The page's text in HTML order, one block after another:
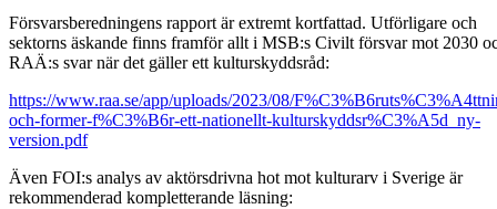
Försvarsberedningens rapport är extremt kortfattad. Utförligare och
sektorns äskande finns framför allt i MSB:s Civilt försvar mot 2030
RAÄ:s svar när det gäller ett kulturskyddsråd:
https://www.raa.se/app/uploads/2023/08/
och-former-f%C3%B6r-ett-nationellt-kulturskyddsr%C3%A5d_ny-
version.pdf
Även FOI:s analys av aktörsdrivna hot mot kulturarv i Sverige är
rekommenderad kompletterande läsning: